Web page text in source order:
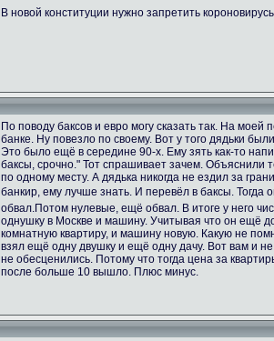
В новой конституции нужно запретить
По поводу баксов и евро могу сказать так. На
банке. Ну повезло по своему. Вот у того дядьки
Это было ещё в середине 90-х. Ему зять как-то
баксы, срочно." Тот спрашивает зачем. Объяснили
по одному месту. А дядька никогда не ездил за
банкир, ему лучше знать. И перевёл в баксы.
обвал.Потом нулевые, ещё обвал. В итоге у него
однушку в Москве и машину. Учитывая что он ещё
комнатную квартиру, и машину новую. Какую не
взял ещё одну двушку и ещё одну дачу. Вот вам и
не обесценились. Потому что тогда цена за
после больше 10 вышло. Плюс минус.